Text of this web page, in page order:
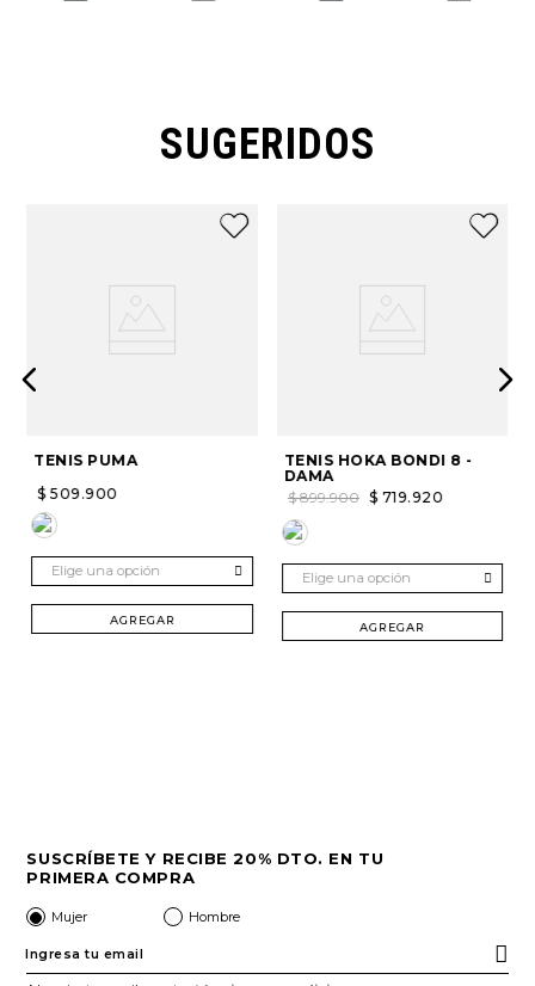
SUGERIDOS
TENIS PUMA
$ 509.900
Elige una opción
AGREGAR
TENIS HOKA BONDI 8 -
DAMA
$ 899.900 $ 719.920
Elige una opción
AGREGAR
SUSCRÍBETE Y RECIBE 20% DTO. EN TU
PRIMERA COMPRA
Mujer Hombre